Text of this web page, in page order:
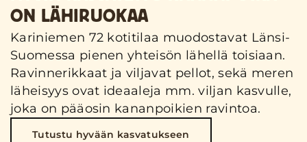
ON LÄHIRUOKAA
Kariniemen 72 kotitilaa muodostavat Länsi-
Suomessa pienen yhteisön lähellä toisiaan.
Ravinnerikkaat ja viljavat pellot, sekä meren
läheisyys ovat ideaaleja mm. viljan kasvulle,
joka on pääosin kananpoikien ravintoa.
Tutustu hyvään kasvatukseen